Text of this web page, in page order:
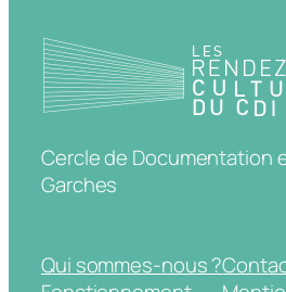
Cercle de Documentation
Garches
Qui sommes-nous ?